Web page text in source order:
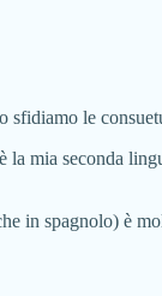
sfidiamo le
la mia seconda
in spagnolo) è